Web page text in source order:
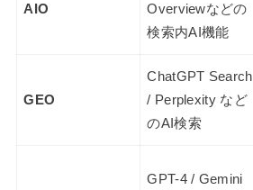
AIO
Overviewなどの
検索内AI機能
GEO
ChatGPT Search
/ Perplexity など
のAI検索
GPT-4 / Gemini